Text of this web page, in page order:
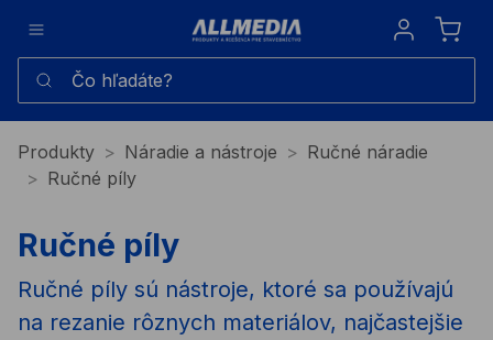
Sign in
Čo hľadáte?
Produkty Náradie a nástroje
Ručné náradie
Ručné píly
Ručné píly
Ručné píly sú nástroje, ktoré sa používajú
na rezanie rôznych materiálov, najčastejšie